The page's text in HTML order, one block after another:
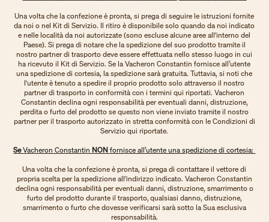
Una volta che la confezione è pronta, si prega di seguire le istruzioni fornite
da noi o nel Kit di Servizio. Il ritiro è disponibile solo quando da noi indicato
e nelle località da noi autorizzate (sono escluse alcune aree all'interno del
Paese). Si prega di notare che la spedizione del suo prodotto tramite il
nostro partner di trasporto deve essere effettuata nello stesso luogo in cui
ha ricevuto il Kit di Servizio. Se la Vacheron Constantin fornisce all’utente
una spedizione di cortesia, la spedizione sarà gratuita. Tuttavia, si noti che
l'utente è tenuto a spedire il proprio prodotto solo attraverso il nostro
partner di trasporto in conformità con i termini qui riportati. Vacheron
Constantin declina ogni responsabilità per eventuali danni, distruzione,
perdita o furto del prodotto se questo non viene inviato tramite il nostro
partner per il trasporto autorizzato in stretta conformità con le Condizioni di
Servizio qui riportate.
SeVacheron Constantin NONfornisce all’utente una spedizione di cortesia:
Una volta che la confezione è pronta, si prega di contattare il vettore di
propria scelta per la spedizione all'indirizzo indicato. Vacheron Constantin
declina ogni responsabilità per eventuali danni, distruzione, smarrimento o
furto del prodotto durante il trasporto, qualsiasi danno, distruzione,
smarrimento o furto che dovesse verificarsi sarà sotto la Sua esclusiva
responsabilità.